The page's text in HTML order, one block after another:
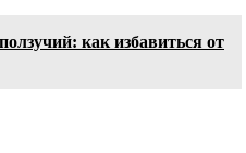
как избавиться от